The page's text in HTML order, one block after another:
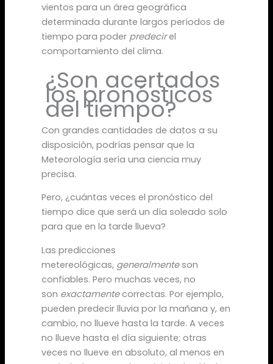
vientos para un área geográfica
determinada durante largos períodos de
tiempo para poder predecirel
comportamiento del clima.
¿Son acertados
los pronósticos
del tiempo?
Con grandes cantidades de datos a su
disposición, podrías pensar que la
Meteorología sería una ciencia muy
precisa.
Pero, ¿cuántas veces el pronóstico del
tiempo dice que será un día soleado solo
para que en la tarde llueva?
Las predicciones
metereológicas, generalmenteson
confiables. Pero muchas veces, no
son exactamentecorrectas. Por ejemplo,
pueden predecir lluvia por la mañana y, en
cambio, no llueve hasta la tarde. A veces
no llueve hasta el día siguiente; otras
veces no llueve en absoluto, al menos en